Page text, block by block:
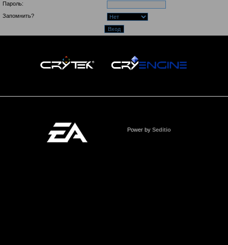
Пароль:
Запомнить?
Power by Seditio